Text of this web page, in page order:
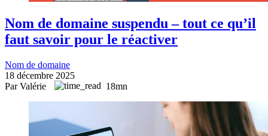
Nom de domaine suspendu – tout ce qu’il
faut savoir pour le réactiver
Nom de domaine
18 décembre 2025
Par Valérie
18mn